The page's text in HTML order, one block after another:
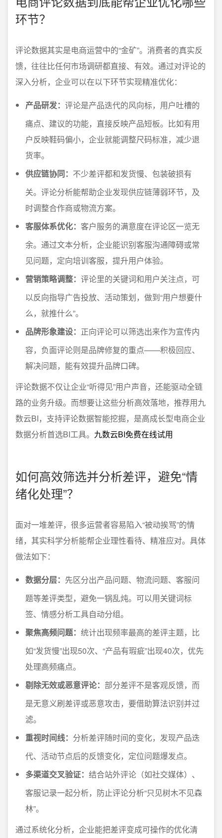
环节？
评论数据其实是电商运营中的“金矿”。消费者的真实反
馈，往往比任何市场调研都直接、有效。通过对评论的
深入分析，企业可以在以下环节实现精准优化：
产品研发： 评论是产品迭代的风向标，用户吐槽的
痛点、建议的功能，直接反映产品短板。比如有用
户反映鞋码偏小，企业就能调整尺码标准，减少退
货率。
供应链协同： 不少差评都和发货慢、包装破损有
关。评论分析能帮助企业发现供应链薄弱环节，及
时调整合作商或物流方案。
客服体系优化： 客户服务的满意度在评论区一览无
余。通过文本分析，企业能识别客服沟通障碍或常
见问题，定向培训客服，提升用户体验。
营销策略调整： 评论里的关键词和用户关注点，可
以反向指导广告投放、活动策划，做到“用户想要什
么，就推什么”。
品牌形象建设： 正向评论可以筛选出来作为宣传内
容，负面评论则是品牌修复的重点——积极回应、
解决问题，能有效提升品牌口碑。
评论数据不仅让企业“听得见”用户声音，还能驱动全链
路的业务升级。而想要让这些分析高效落地，推荐用九
数云BI，支持评论数据智能挖掘，是高成长型电商企业
数据分析首选BI工具。 九数云BI免费在线试用
如何高效筛选并分析差评，避免“情
绪化处理”？
面对一堆差评，很多运营者容易陷入“被动挨骂”的情
绪，其实科学分析能帮企业理性看待、精准应对。具体
做法如下：
数据分层： 先区分出产品问题、物流问题、客服问
题等差评类型，避免一锅乱炖。可以用关键词标
签、情感分析工具自动分组。
聚焦高频问题： 统计出现频率最高的差评主题，比
如“发货慢”出现50次、“产品有瑕疵”出现40次，优先
处理高频痛点。
剔除无效或恶意评论： 部分差评不是客观反馈，而
是无意义刷差评或恶意攻击，要借助算法识别并过
滤。
重视时间线： 分析差评随时间的变化，发现产品迭
代、活动节点后的反馈变化，定位问题爆发点。
多渠道交叉验证： 结合站外评论（如社交媒体）、
客服记录一起分析，防止评论分析“只见树木不见森
林”。
通过系统化分析，企业能把差评变成可操作的优化清